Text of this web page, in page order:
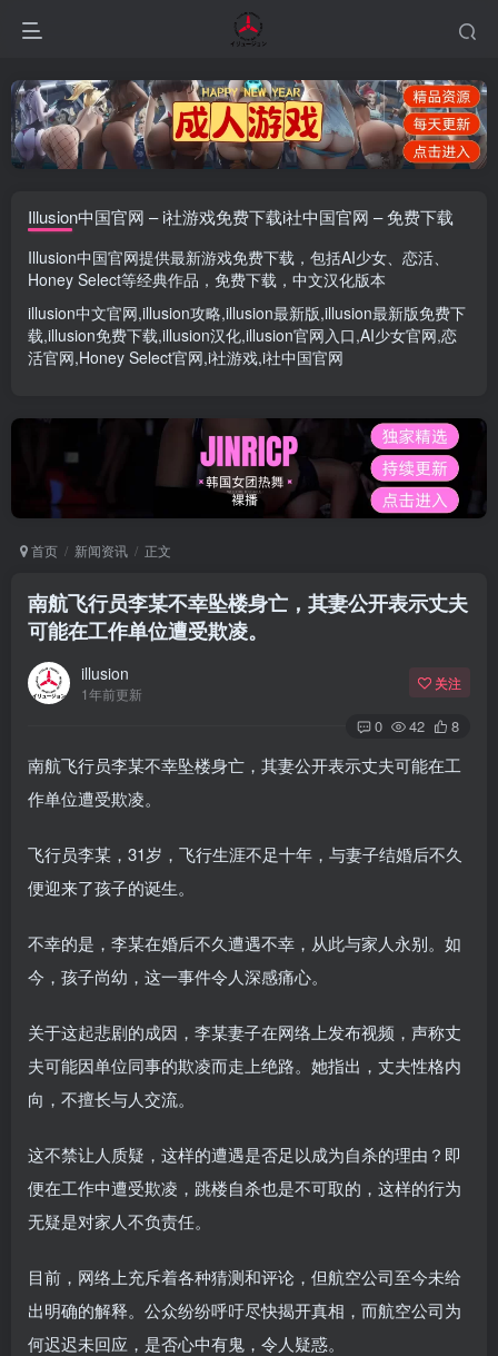
Illusion中国官网 – i社游戏免费下载i社中国官网 – 免费下载
Illusion中国官网提供最新游戏免费下载，包括AI少女、 恋活、
Honey Select等经典作品，免费下载，中文汉化版本
illusion中文官网,illusion攻略,illusion最新版,illusion最新版免费下
载,illusion免费下载,illusion汉化,illusion官网入口,AI少女官网,恋
活官网,Honey Select官网,i社游戏,i社中国官网
首页 新闻资讯 正文
南航飞行员李某不幸坠楼身亡，其妻公开表示丈夫
可能在工作单位遭受欺凌。
illusion
1年前更新
关注
0 42 8
南航飞行员李某不幸坠楼身亡，其妻公开表示丈夫可能在工
作单位遭受欺凌。
飞行员李某，31岁，飞行生涯不足十年，与妻子结婚后不久
便迎来了孩子的诞生。
不幸的是，李某在婚后不久遭遇不幸，从此与家人永别。如
今，孩子尚幼，这一事件令人深感痛心。
关于这起悲剧的成因，李某妻子在网络上发布视频，声称丈
夫可能因单位同事的欺凌而走上绝路。她指出，丈夫性格内
向，不擅长与人交流。
这不禁让人质疑，这样的遭遇是否足以成为自杀的理由？即
便在工作中遭受欺凌，跳楼自杀也是不可取的，这样的行为
无疑是对家人不负责任。
目前，网络上充斥着各种猜测和评论，但航空公司至今未给
出明确的解释。公众纷纷呼吁尽快揭开真相，而航空公司为
何迟迟未回应，是否心中有鬼，令人疑惑。